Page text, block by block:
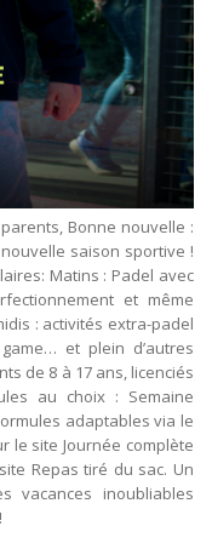
Bonne nouvelle :
saison sportive !
Matins : Padel avec
et même
: activités extra-padel
et plein d’autres
de 8 à 17 ans, licenciés
au choix : Semaine
adaptables via le
le site Journée complète
Repas tiré du sac. Un
vacances inoubliables